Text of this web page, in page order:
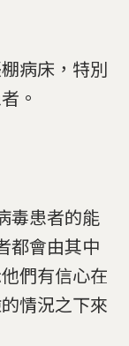
病床，特別
。
毒患者的能
都會由其中
們有信心在
情況之下來